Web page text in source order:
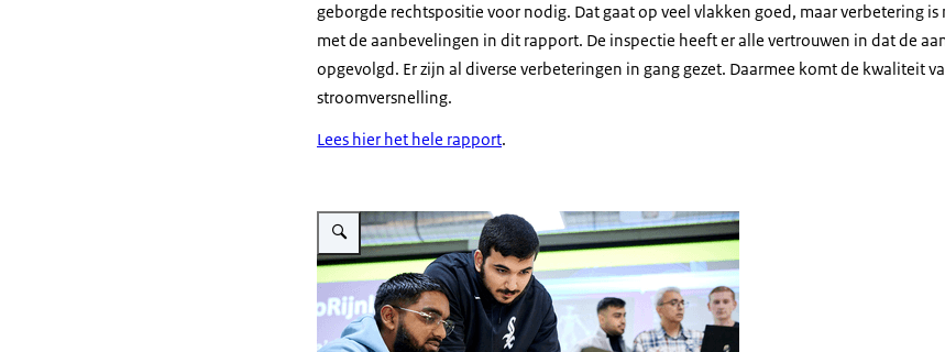
geborgde rechtspositie voor nodig. Dat gaat op veel vlakken goed, maar verbetering
met de aanbevelingen in dit rapport. De inspectie heeft er alle vertrouwen in dat de
opgevolgd. Er zijn al diverse verbeteringen in gang gezet. Daarmee komt de kwaliteit
stroomversnelling.
Lees hier het hele rapport.
Vergroot afbeelding Mbo leerling en docent